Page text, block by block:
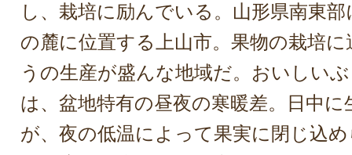
し、栽培に励んでいる。山形県南東
の麓に位置する上山市。果物の栽培
うの生産が盛んな地域だ。おいしい
は、盆地特有の昼夜の寒暖差。日中に
が、夜の低温によって果実に閉じ込